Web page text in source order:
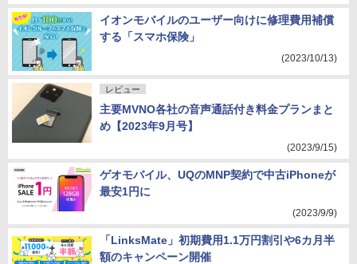
イオンモバイルのユーザー向けに修理費用補償
する「スマホ保険」
(2023/10/13)
レビュー
主要MVNO各社の音声通話付き料金プランまと
め【2023年9月号】
(2023/9/15)
ゲオモバイル、UQのMNP契約で中古iPhoneが
最安1円に
(2023/9/9)
「LinksMate」初期費用1.1万円割引や6カ月半
額のキャンペーン開催